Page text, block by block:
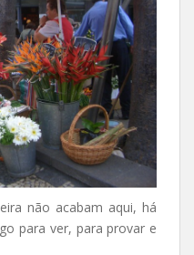
não acabam aqui, há
para ver, para provar e